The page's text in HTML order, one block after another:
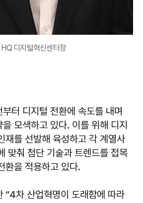
디지털혁신센터장
터 디지털 전환에 속도를 내며
모색하고 있다. 이를 위해 디지
재를 선발해 육성하고 각 계열사
맞춰 첨단 기술과 트렌드를 접목
환을 적용하고 있다.
“4차 산업혁명이 도래함에 따라